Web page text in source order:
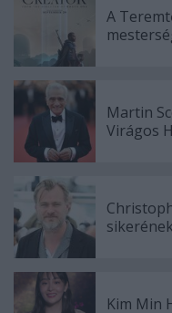
A
Martin
Virágos
Kim Min